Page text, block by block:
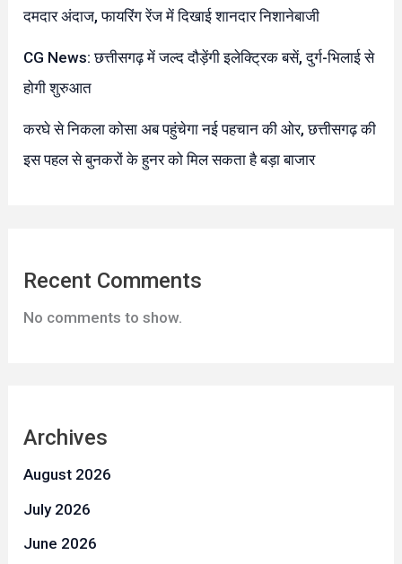
दमदार अंदाज, फायरिंग रेंज में दिखाई शानदार निशानेबाजी
CG News: छत्तीसगढ़ में जल्द दौड़ेंगी इलेक्ट्रिक बसें, दुर्ग-भिलाई से
होगी शुरुआत
करघे से निकला कोसा अब पहुंचेगा नई पहचान की ओर, छत्तीसगढ़ की
इस पहल से बुनकरों के हुनर को मिल सकता है बड़ा बाजार
Recent Comments
No comments to show.
Archives
August 2026
July 2026
June 2026